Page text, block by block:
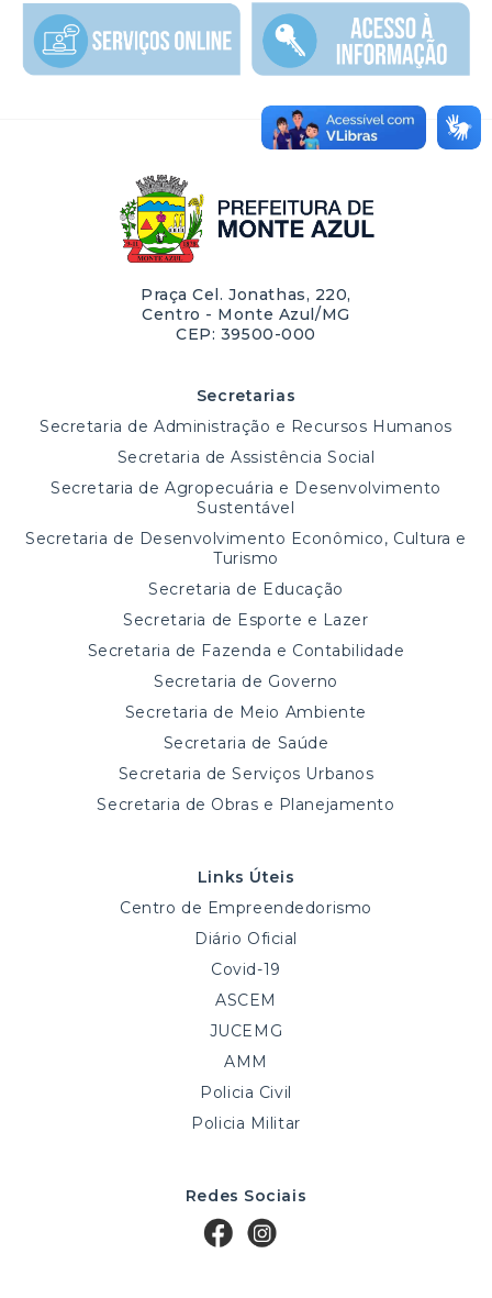
Praça Cel. Jonathas, 220,
Centro - Monte Azul/MG
CEP: 39500-000
Secretarias
Secretaria de Administração e Recursos Humanos
Secretaria de Assistência Social
Secretaria de Agropecuária e Desenvolvimento
Sustentável
Secretaria de Desenvolvimento Econômico, Cultura e
Turismo
Secretaria de Educação
Secretaria de Esporte e Lazer
Secretaria de Fazenda e Contabilidade
Secretaria de Governo
Secretaria de Meio Ambiente
Secretaria de Saúde
Secretaria de Serviços Urbanos
Secretaria de Obras e Planejamento
Links Úteis
Centro de Empreendedorismo
Diário Oficial
Covid-19
ASCEM
JUCEMG
AMM
Policia Civil
Policia Militar
Redes Sociais